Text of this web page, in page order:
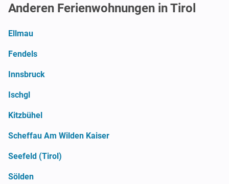
Anderen Ferienwohnungen in Tirol
Ellmau
Fendels
Innsbruck
Ischgl
Kitzbühel
Scheffau Am Wilden Kaiser
Seefeld (Tirol)
Sölden